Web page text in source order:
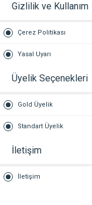
Gizlilik ve Kullanım
Çerez Politikası
Yasal Uyarı
Üyelik Seçenekleri
Gold Üyelik
Standart Üyelik
İletişim
İletişim